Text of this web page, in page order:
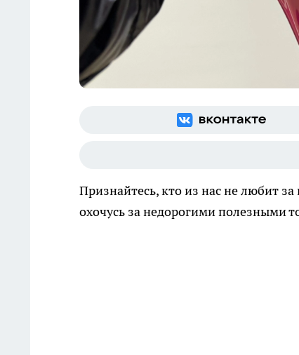
Признайтесь, кто из нас не любит
охочусь за недорогими полезными